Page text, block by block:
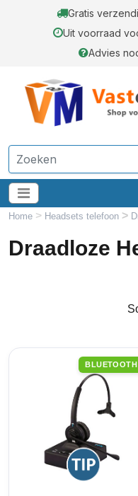
Gratis
Uit voorraad
Advies
Home > Headsets telefoon >
Draadloze
BLUETOOTH